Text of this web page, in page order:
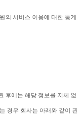
의 서비스 이용에 대한 통계
후에는 해당 정보를 지체
경우 회사는 아래와 같이